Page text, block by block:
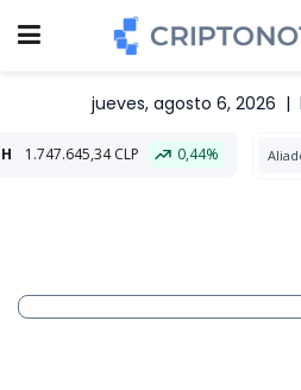
jueves, agosto 6, 2026 |
CLP 0,44% Aliado